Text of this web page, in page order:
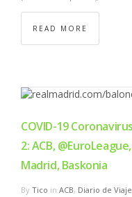
READ MORE
COVID-19
2: ACB,
Madrid, Baskonia
By Tico in ACB, Diario de Viaje